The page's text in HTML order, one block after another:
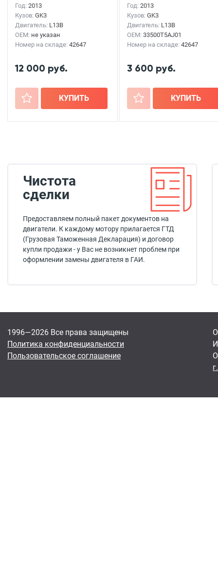
Год: 2013
Кузов: GK3
Двигатель: L13B
OEM: не указан
Номер на складе: 42647
12 000 руб.
+ КУПИТЬ
Год: 2013
Кузов: GK3
Двигатель: L13B
OEM: 33500T5AJ01
Номер на складе: 42647
3 600 руб.
+ КУПИТЬ
Чистота
сделки
Предоставляем полный пакет документов на
двигатели. К каждому мотору прилагается ГТД
(Грузовая Таможенная Декларация) и договор
купли продажи - у Вас не возникнет проблем при
оформлении замены двигателя в ГАИ.
1996—2026 Все права защищены
Политика конфиденциальности
Пользовательское соглашение